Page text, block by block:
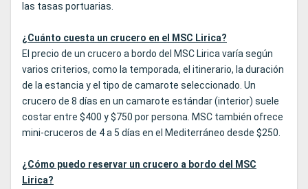
las tasas portuarias.
¿Cuánto cuesta un crucero en el MSC Lirica?
El precio de un crucero a bordo del MSC Lirica varía según
varios criterios, como la temporada, el itinerario, la duración
de la estancia y el tipo de camarote seleccionado. Un
crucero de 8 días en un camarote estándar (interior) suele
costar entre $400 y $750 por persona. MSC también ofrece
mini-cruceros de 4 a 5 días en el Mediterráneo desde $250.
¿Cómo puedo reservar un crucero a bordo del MSC
Lirica?